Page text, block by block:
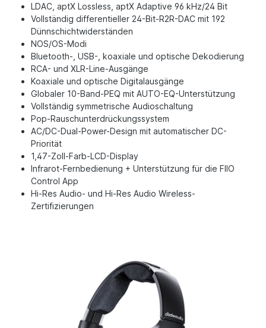
LDAC, aptX Lossless, aptX Adaptive 96 kHz/24 Bit
Vollständig differentieller 24-Bit-R2R-DAC mit 192
Dünnschichtwiderständen
NOS/OS-Modi
Bluetooth-, USB-, koaxiale und optische Dekodierung
RCA- und XLR-Line-Ausgänge
Koaxiale und optische Digitalausgänge
Globaler 10-Band-PEQ mit AUTO-EQ-Unterstützung
Vollständig symmetrische Audioschaltung
Pop-Rauschunterdrückungssystem
AC/DC-Dual-Power-Design mit automatischer DC-
Priorität
1,47-Zoll-Farb-LCD-Display
Infrarot-Fernbedienung + Unterstützung für die FIIO
Control App
Hi-Res Audio- und Hi-Res Audio Wireless-
Zertifizierungen